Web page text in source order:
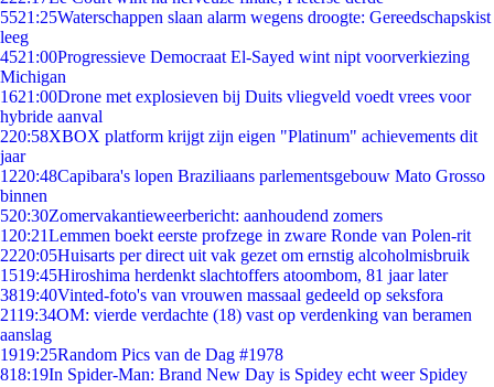
5521:25Waterschappen slaan alarm wegens droogte: Gereedschapskist
leeg
4521:00Progressieve Democraat El-Sayed wint nipt voorverkiezing
Michigan
1621:00Drone met explosieven bij Duits vliegveld voedt vrees voor
hybride aanval
220:58XBOX platform krijgt zijn eigen "Platinum" achievements dit
jaar
1220:48Capibara's lopen Braziliaans parlementsgebouw Mato Grosso
binnen
520:30Zomervakantieweerbericht: aanhoudend zomers
1 20:21Lemmen boekt eerste profzege in zware Ronde van Polen-rit
2220:05Huisarts per direct uit vak gezet om ernstig alcoholmisbruik
1519:45Hiroshima herdenkt slachtoffers atoombom, 81 jaar later
3819:40Vinted-foto's van vrouwen massaal gedeeld op seksfora
2119:34OM: vierde verdachte (18) vast op verdenking van beramen
aanslag
1919:25Random Pics van de Dag #1978
818:19In Spider-Man: Brand New Day is Spidey echt weer Spidey